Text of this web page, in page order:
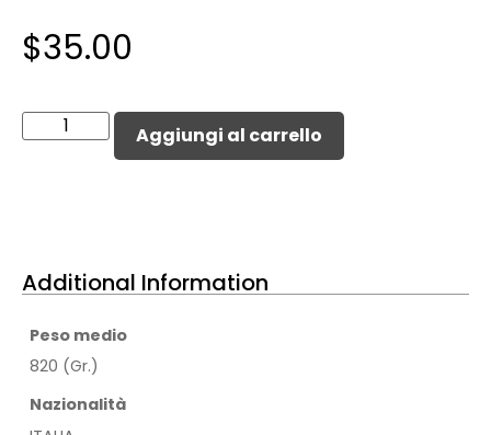
$35.00
Aggiungi al carrello
Additional Information
Peso medio
820 (Gr.)
Nazionalità